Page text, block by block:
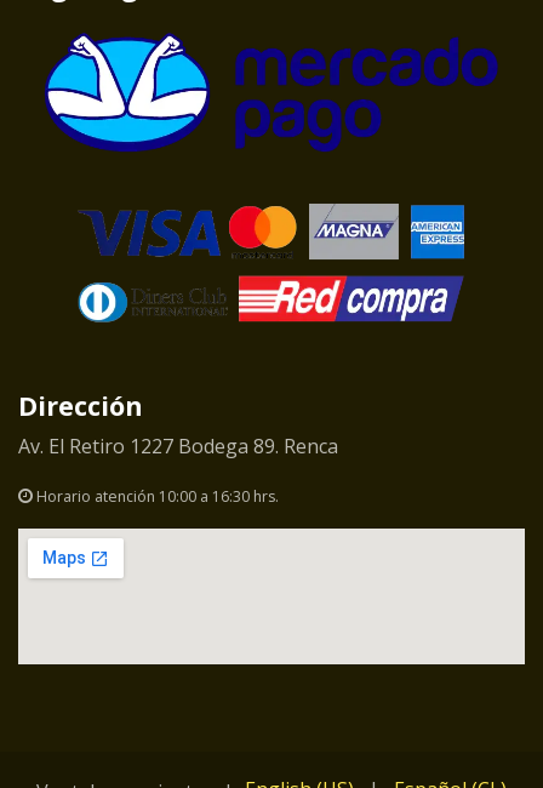
Dirección
Av. El Retiro 1227 Bodega 89. Renca
Horario atención 10:00 a 16:30 hrs.